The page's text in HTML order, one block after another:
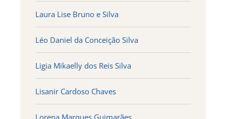
Laura Lise Bruno e Silva
Léo Daniel da Conceição Silva
Ligia Mikaelly dos Reis Silva
Lisanir Cardoso Chaves